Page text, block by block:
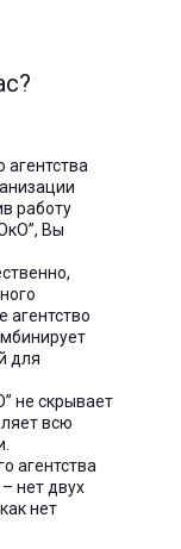
агентства
работу
Вы
агентство
для
не скрывает
всю
агентства
нет двух
нет